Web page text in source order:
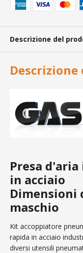
Descrizione del
Presa
in acciaio
Dimensioni
maschio
Kit accoppiatore
rapida in acciaio
diversi utensili